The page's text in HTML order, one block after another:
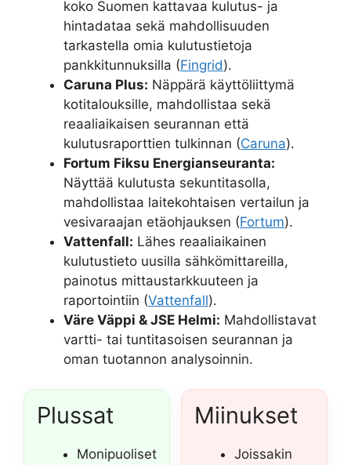
koko Suomen kattavaa kulutus- ja
hintadataa sekä mahdollisuuden
tarkastella omia kulutustietoja
pankkitunnuksilla (Fingrid).
Caruna Plus: Näppärä käyttöliittymä
kotitalouksille, mahdollistaa sekä
reaaliaikaisen seurannan että
kulutusraporttien tulkinnan (Caruna).
Fortum Fiksu Energianseuranta:
Näyttää kulutusta sekuntitasolla,
mahdollistaa laitekohtaisen vertailun ja
vesivaraajan etäohjauksen (Fortum).
Vattenfall: Lähes reaaliaikainen
kulutustieto uusilla sähkömittareilla,
painotus mittaustarkkuuteen ja
raportointiin (Vattenfall).
Väre Väppi & JSE Helmi: Mahdollistavat
vartti- tai tuntitasoisen seurannan ja
oman tuotannon analysoinnin.
Plussat
Monipuoliset
Miinukset
Joissakin